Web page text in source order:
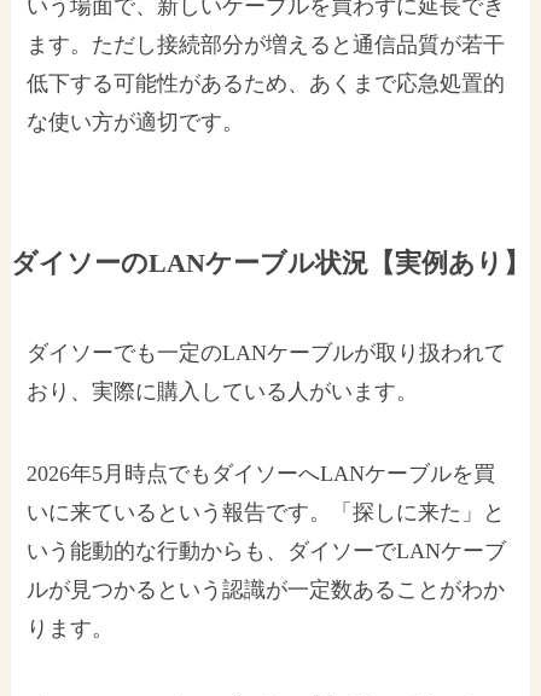
いう場面で、新しいケーブルを買わずに延長でき
ます。ただし接続部分が増えると通信品質が若干
低下する可能性があるため、あくまで応急処置的
な使い方が適切です。
ダイソーのLANケーブル状況【実例あり】
ダイソーでも一定のLANケーブルが取り扱われて
おり、実際に購入している人がいます。
2026年5月時点でもダイソーへLANケーブルを買
いに来ているという報告です。「探しに来た」と
いう能動的な行動からも、ダイソーでLANケーブ
ルが見つかるという認識が一定数あることがわか
ります。